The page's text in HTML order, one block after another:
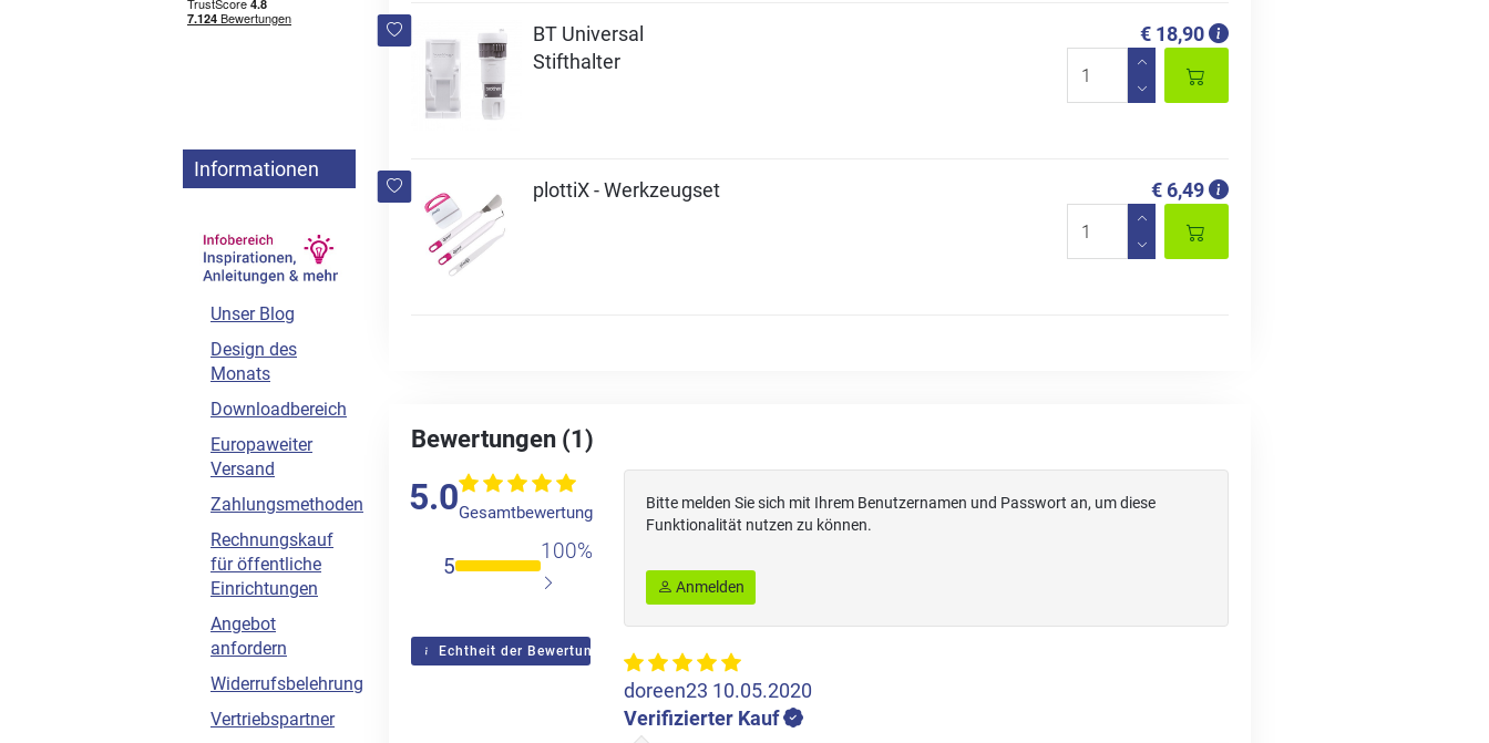
BT Universal
Stifthalter
€ 18,90
plottiX - Werkzeugset € 6,49
Bewertungen (1)
5.0Gesamtbewertung
5
100%
Echtheit der Bewertungen
Bitte melden Sie sich mit Ihrem Benutzernamen und Passwort an, um diese
Funktionalität nutzen zu können.
Anmelden
doreen23 10.05.2020
Verifizierter Kauf
Informationen
Unser Blog
Design des
Monats
Downloadbereich
Europaweiter
Versand
Zahlungsmethoden
Rechnungskauf
für öffentliche
Einrichtungen
Angebot
anfordern
Widerrufsbelehrung
Vertriebspartner